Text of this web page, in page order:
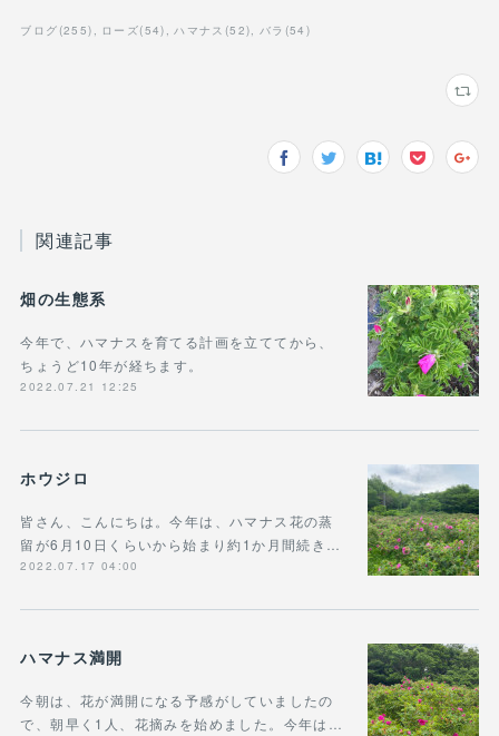
ブログ (255) ローズ(54) ハマナス (52) バラ (54 )
関連記事
畑の生態系
今年で、ハマナスを育てる計画を立ててから、
ちょうど10年が経ちます。
2022.07.21 12:25
ホウジロ
皆さん、こんにちは。今年は、ハマナス花の蒸
留が6月10日くらいから始まり約1か月間続き…
2022.07.17 04:00
ハマナス満開
今朝は、花が満開になる予感がしていましたの
で、朝早く1人、花摘みを始めました。今年は…